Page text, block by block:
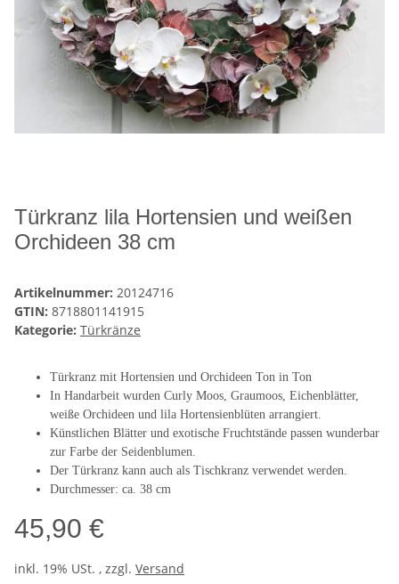
Türkranz lila Hortensien und weißen
Orchideen 38 cm
Artikelnummer: 20124716
GTIN: 8718801141915
Kategorie: Türkränze
Türkranz mit Hortensien und Orchideen Ton in Ton
In Handarbeit wurden Curly Moos, Graumoos, Eichenblätter,
weiße Orchideen und lila Hortensienblüten arrangiert.
Künstlichen Blätter und exotische Fruchtstände passen wunderbar
zur Farbe der Seidenblumen.
Der Türkranz kann auch als Tischkranz verwendet werden.
Durchmesser: ca. 38 cm
45,90 €
inkl. 19% USt. , zzgl. Versand